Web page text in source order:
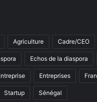
Agriculture Cadre/CEO
Echos de la diaspora
Entreprises
Startup Sénégal